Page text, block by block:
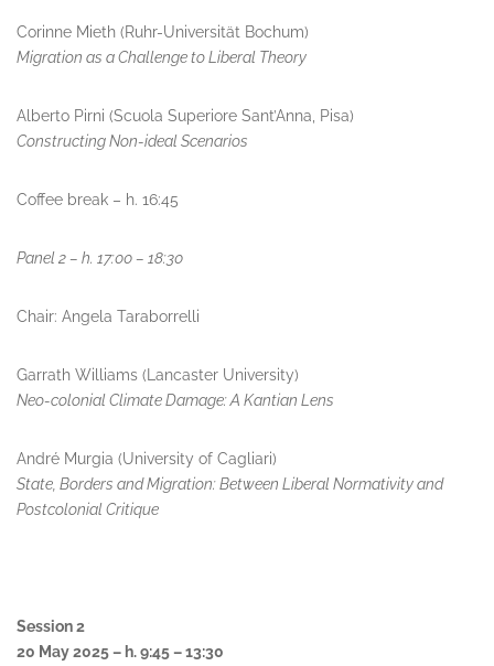
Corinne Mieth (Ruhr-Universität Bochum)
Migration as a Challenge to Liberal Theory
Alberto Pirni (Scuola Superiore Sant’Anna, Pisa)
Constructing Non-ideal Scenarios
Coffee break – h. 16:45
Panel 2 – h. 17:00 – 18:30
Chair: Angela Taraborrelli
Garrath Williams (Lancaster University)
Neo-colonial Climate Damage: A Kantian Lens
André Murgia (University of Cagliari)
State, Borders and Migration: Between Liberal Normativity and
Postcolonial Critique
Session 2
20 May 2025 – h. 9:45 – 13:30